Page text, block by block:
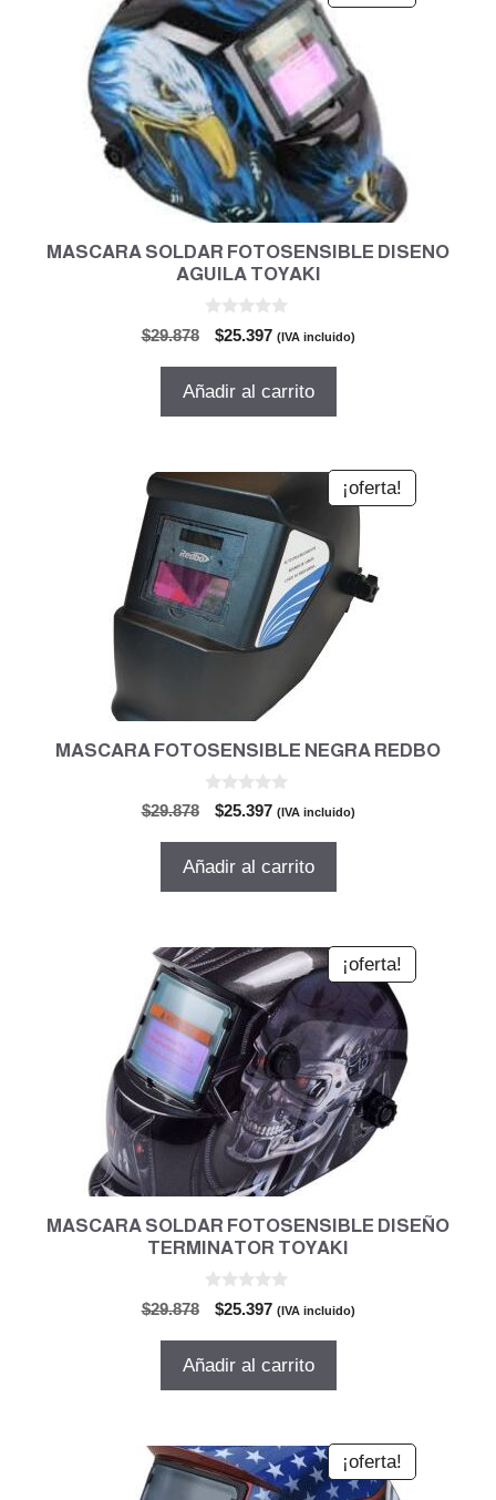
MASCARA SOLDAR FOTOSENSIBLE DISENO
AGUILA TOYAKI
$29.878
El
original
$25.397El
actual
(IVA incluido)
Añadir al carrito
¡oferta!
MASCARA FOTOSENSIBLE NEGRA REDBO
$29.878
El
original
$25.397El
actual
(IVA incluido)
Añadir al carrito
¡oferta!
MASCARA SOLDAR FOTOSENSIBLE DISEÑO
TERMINATOR TOYAKI
$29.878
El
original
$25.397El
actual
(IVA incluido)
Añadir al carrito
¡oferta!